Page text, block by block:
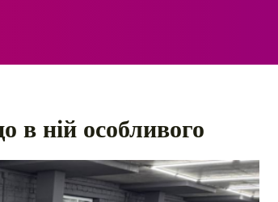
в ній особливого